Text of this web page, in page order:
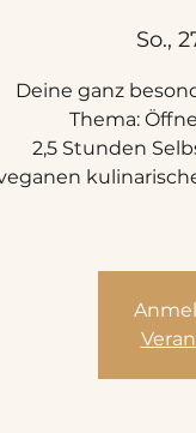
So.,
Deine ganz
Thema:
2,5 Stunden